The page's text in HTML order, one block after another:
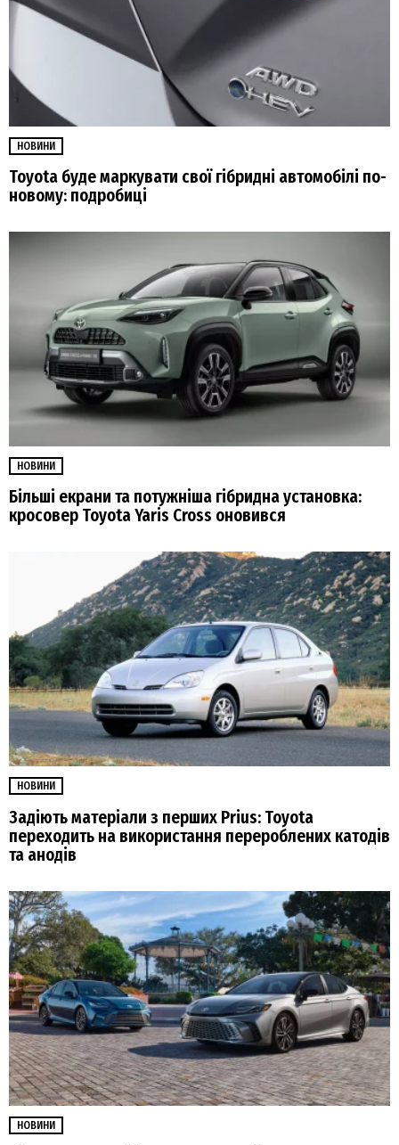
НОВИНИ
Toyota буде маркувати свої гібридні автомобілі по-
новому: подробиці
НОВИНИ
Більші екрани та потужніша гібридна установка:
кросовер Toyota Yaris Cross оновився
НОВИНИ
Задіють матеріали з перших Prius: Toyota
переходить на використання перероблених катодів
та анодів
НОВИНИ